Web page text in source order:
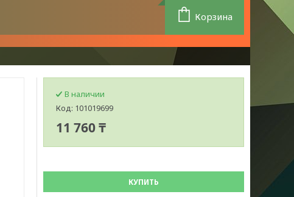
Корзина
В наличии
Код: 101019699
11 760 ₸
КУПИТЬ